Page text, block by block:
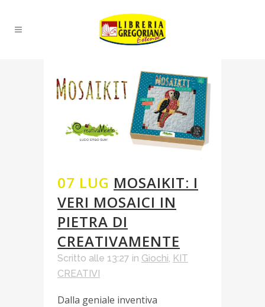
07 LUG MOSAIKIT: I
VERI MOSAICI IN
PIETRA DI
CREATIVAMENTE
Scritto alle 13:27 in Giochi, KIT
CREATIVI
Dalla geniale inventiva